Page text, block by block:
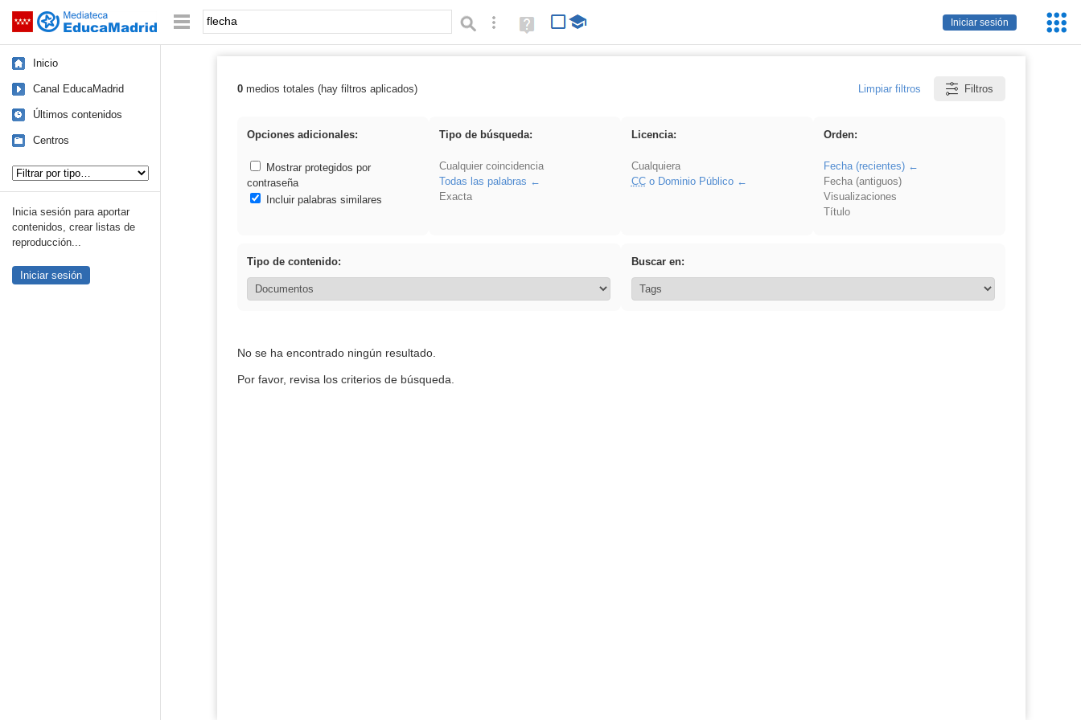
Saltar navegación
Iniciar sesión
Palabra o frase: Búsqueda avanzada
Ayuda
(en
Inicio
Canal EducaMadrid
Últimos contenidos
Centros
Inicia sesión para aportar
contenidos, crear listas de
reproducción...
Iniciar sesión
Resultados de: flecha
0medios totales (hay filtros aplicados) Limpiar filtros Filtros
Opciones adicionales:
Mostrar protegidos por
contraseña
Incluir palabras similares
Tipo de búsqueda:
Cualquier coincidencia
Todas las palabras
Exacta
Licencia:
Cualquiera
CCo Dominio Público
Orden:
Fecha (recientes)
Fecha (antiguos)
Visualizaciones
Título
Tipo de contenido: Buscar en:
No se ha encontrado ningún resultado.
Por favor, revisa los criterios de búsqueda.